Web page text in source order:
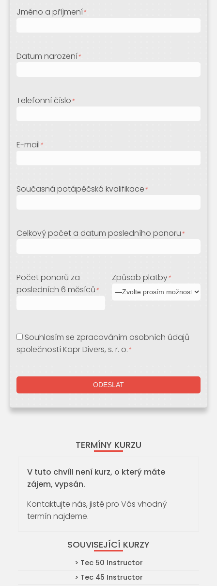
Jméno a příjmení*
Datum narození*
Telefonní číslo*
E-mail*
Současná potápěčská kvalifikace*
Celkový počet a datum posledního ponoru*
Počet ponorů za
posledních 6 měsíců*
Způsob platby*
Souhlasím se zpracováním osobních údajů
společností Kapr Divers, s. r. o.*
TERMÍNY KURZU
V tuto chvíli není kurz, o který máte
zájem, vypsán.
Kontaktujte nás, jistě pro Vás vhodný
termín najdeme.
SOUVISEJÍCÍ KURZY
> Tec 50 Instructor
> Tec 45 Instructor